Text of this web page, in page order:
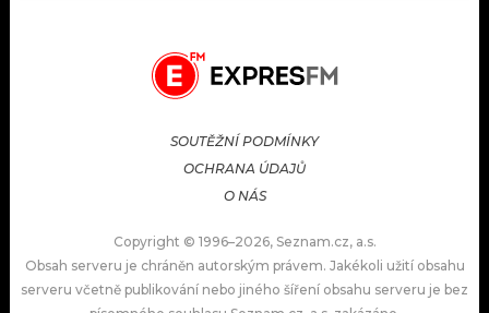
SOUTĚŽNÍ PODMÍNKY
OCHRANA ÚDAJŮ
O NÁS
Copyright © 1996–2026, Seznam.cz, a.s.
Obsah serveru je chráněn autorským právem. Jakékoli užití obsahu
serveru včetně publikování nebo jiného šíření obsahu serveru je bez